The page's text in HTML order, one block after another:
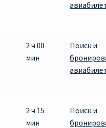
2 ч 00
мин
Поиск и
2 ч 15
мин
Поиск и